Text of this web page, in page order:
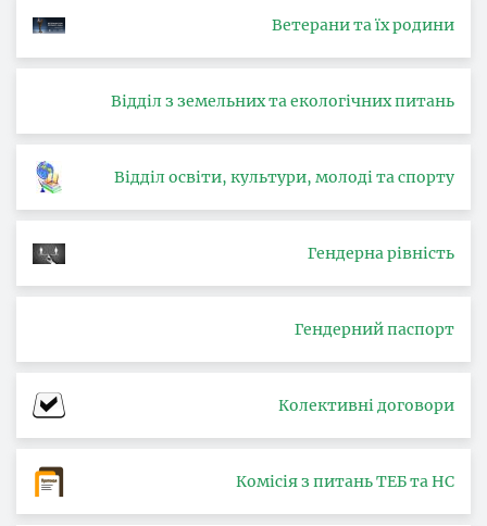
Ветерани та їх родини
Відділ з земельних та екологічних питань
Відділ освіти, культури, молоді та спорту
Гендерна рівність
Гендерний паспорт
Колективні договори
Комісія з питань ТЕБ та НС